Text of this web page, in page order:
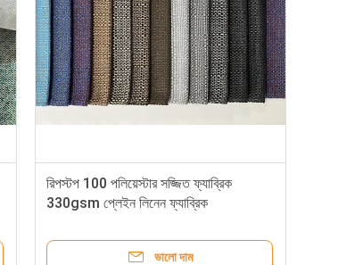
রিপস্টপ 100 পলিয়েস্টার সজ্জিত ফ্যাব্রিক
330gsm প্লেইন লিনেন ফ্যাব্রিক
ভালো দাম